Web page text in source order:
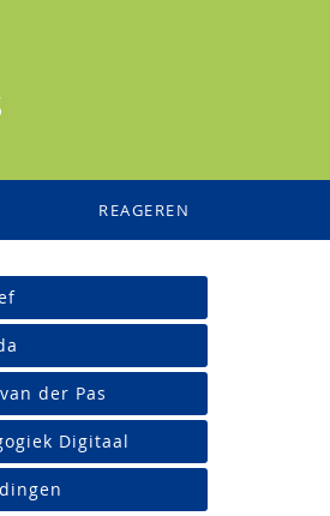
REAGEREN
der Pas
Digitaal